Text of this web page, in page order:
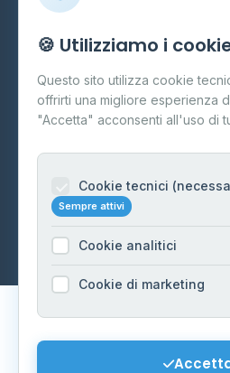
Mappa del sito
Contattaci
info@distributori-gpl.it
© 2026 - Distributori di GPL -AF
Carpi
Dati forniti daMinistero delle
🍪 Utilizziamo i
Questo sito utilizza cookie
offrirti una migliore esperienza
"Accetta" acconsenti all'uso di
Cookie tecnici
Sempre attivi
Cookie analitici
Cookie di marketing